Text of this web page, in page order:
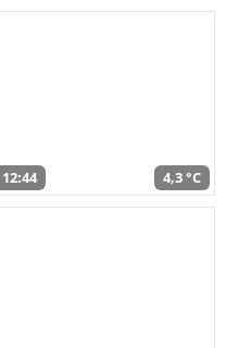
12:44 4,3 °C